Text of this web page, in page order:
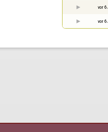
vor 6
vor 6